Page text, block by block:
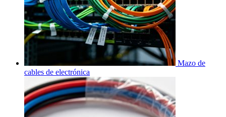
Mazo de
cables de electrónica